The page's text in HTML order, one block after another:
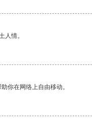
人情。
你在网络上自由移动。